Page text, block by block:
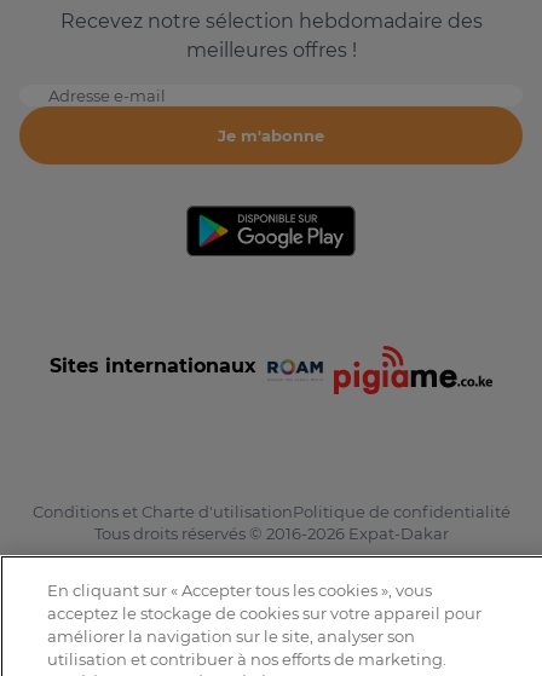
Recevez notre sélection hebdomadaire des
meilleures offres !
Adresse e-mail
Je m'abonne
Sites internationaux
Conditions et Charte d'utilisationPolitique de confidentialité
Tous droits réservés © 2016-2026 Expat-Dakar
En cliquant sur « Accepter tous les cookies », vous
acceptez le stockage de cookies sur votre appareil pour
améliorer la navigation sur le site, analyser son
utilisation et contribuer à nos efforts de marketing.